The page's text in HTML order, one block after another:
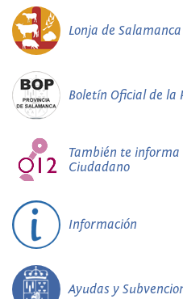
Lonja de Salamanca
Boletín Oficial de la
También te informa
Ciudadano
Información
Ayudas y